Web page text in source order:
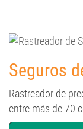
Seguros
Rastreador de
entre más de 70